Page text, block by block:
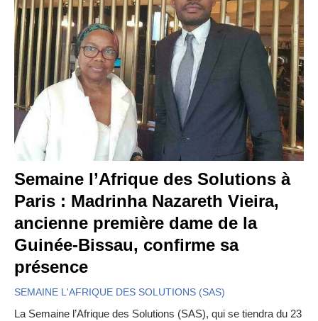
Semaine l’Afrique des Solutions à
Paris : Madrinha Nazareth Vieira,
ancienne première dame de la
Guinée-Bissau, confirme sa
présence
SEMAINE L'AFRIQUE DES SOLUTIONS (SAS)
La Semaine l’Afrique des Solutions (SAS), qui se tiendra du 23